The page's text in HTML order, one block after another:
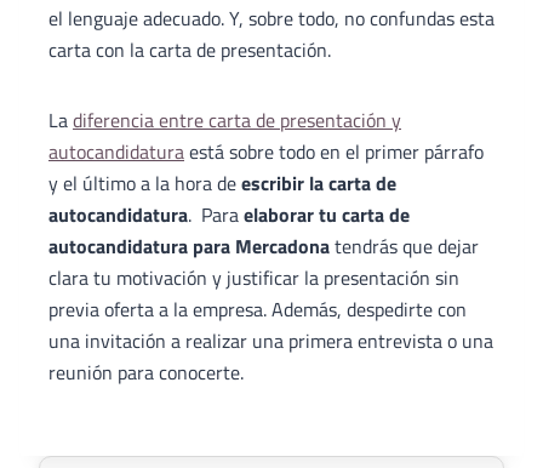
el lenguaje adecuado. Y, sobre todo, no confundas esta
carta con la carta de presentación.
Ladiferencia entre carta de presentación y
autocandidaturaestá sobre todo en el primer párrafo
y el último a la hora deescribir la carta de
autocandidatura. Paraelaborar tu carta de
autocandidatura para Mercadonatendrás que dejar
clara tu motivación y justificar la presentación sin
previa oferta a la empresa. Además, despedirte con
una invitación a realizar una primera entrevista o una
reunión para conocerte.